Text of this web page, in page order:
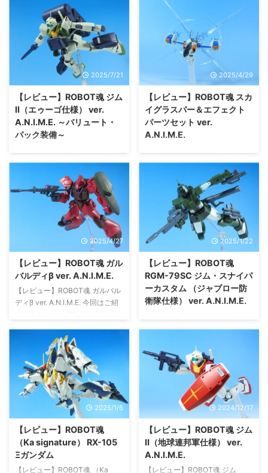
A.N.I.M.E. -Zガンダム40周年- 今
回はご紹介するのは、『機動戦士
Zガンダム』より ROBOT魂 ガン
ダムMk-II（エゥーゴ仕様） ver.
A.N.I.M.E. -Zガンダム40周年-！
今年の魂ネイション開催記念商品
は、個人的にイマイチ（カラバリ
ばっかり）だなぁ～と思っていま
した。 しかし、いざ開封してみ
るとめちゃくちゃカッコいいガン
ダムMk-II！ 正直、一般発売され
たガンダムMk-IIは何だったのっ
ーム『ARMORED CORE VI』よ
り ROBOT魂 EL-PC-00 ALBA
STEEL HAZE ORTUS / Rusty
AC6のゲームでは、チャプター5
で登場する機体。進行するルート
によって主人公621と敵対もしく
は僚機として共闘する。ラスティ
の戦友でありライバルといったと
ころ。 主人公を「戦友」と呼ぶ
ナイスガイ！ ゲーム中に登場す
る ...
2025/7/21
【レビュー】ROBOT魂 ジム
II（エゥーゴ仕様） ver.
A.N.I.M.E. ～バリュート・
パック装備～
II（エゥーゴ仕様） ver. A.N.I.M.E.
～バリュート・パック装備～ 今
回はご紹介するのは、『機動戦士
Zガンダム』より ROBOT魂 ジム
Ⅱ（エゥーゴ仕様） ver. A.N.I.M.E.
～バリュート・パック装備～！
エゥーゴ仕様はプレバンからの登
場です。ただのカラバリではなく
ジャブローへの大気圏突入で仕様
したバリュート・パックが付属し
たもの。 購入したことすら忘れ
ていましたが、着弾したので紹介
していくよ。 ROBOT魂 機動戦士
2025/4/29
【レビュー】ROBOT魂 スカ
イグラスパー＆エフェクト
パーツセット ver.
A.N.I.M.E.
ラスパー＆エフェクトパーツセッ
ト ver. A.N.I.M.E. 今回はご紹介す
るのは、『機動戦士ガンダム
SEED』より ROBOT魂 スカイグ
ラスパー＆エフェクトパーツセッ
ト ver. A.N.I.M.E. 今月（2025年4
月）はROBOT魂から２つの新商
品があり、その１つがこれ。まだ
SEED系のROBOT魂を発売してく
れるもみたい。 まだまだ地上編
で出ていないモビルスーツ（グー
ンやディンとか）がいっぱいある
ので、立体化をがんばって欲し
...
2025/4/27
【レビュー】ROBOT魂 ガル
バルディβ ver. A.N.I.M.E.
【レビュー】ROBOT魂 ガルバル
ディβ ver. A.N.I.M.E. 今回はご紹
β ver. A.N.I.M.E. 物語序盤で数話
だけ登場した機体だけど、搭乗し
たパイロットのライラとカミーユ
との戦闘が印象的で記憶に残って
いる機体。 予約してた店に取り
に行くと、棚には全然並んでなく
て予約分だけだったみたい。そん
ゃマイナーと思うが・・・ では
紹介していくよ！ 写真だと赤っ
ぽいけど、あずきバーのような色
合いで原作 ...
2025/1/22
【レビュー】ROBOT魂
RGM-79SC ジム・スナイパ
ーカスタム （ジャブロー防
衛隊仕様） ver. A.N.I.M.E.
79SC ジム・スナイパーカスタム
A.N.I.M.E. 今回はご紹介するの
は、アニメ『機動戦士Zガンダ
ム』より ROBOT魂 RGM-79SC
ジム・スナイパーカスタム （ジ
ャブロー防衛隊仕様）！ 今年
（2025年）発のロボット魂は、
プレバンからの登場したこの機体
です。 ROBOT魂 ver. A.N.I.M.E.
はZガンダム時代に登場してお
り、やっと地上戦に移ったみた
2025/1/6
【レビュー】ROBOT魂
（Ka signature） RX-105
Ξガンダム
【レビュー】ROBOT魂 （Ka
2024/12/17
【レビュー】ROBOT魂 ジム
Ⅱ（地球連邦軍仕様） ver.
A.N.I.M.E.
【レビュー】ROBOT魂 ジム